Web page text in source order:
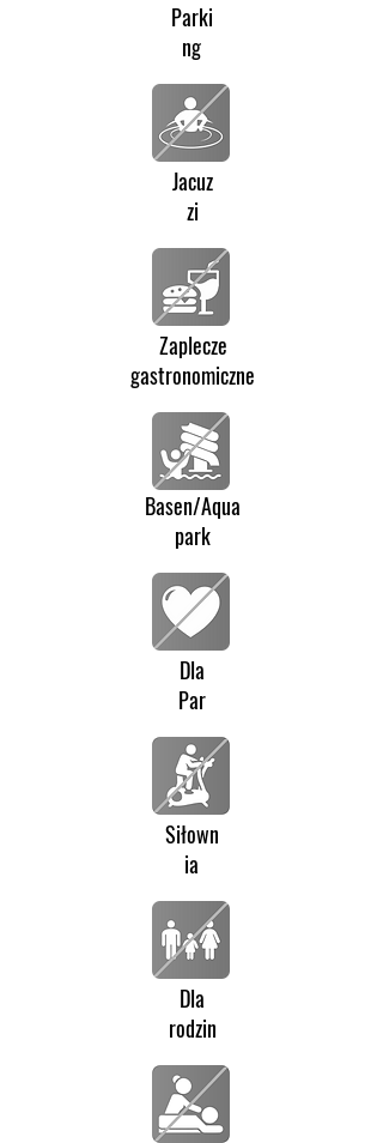
Parki
ng
Jacuz
zi
Zaplecze
gastronomiczne
Basen/Aqua
park
Dla
Par
Siłown
ia
Dla
rodzin